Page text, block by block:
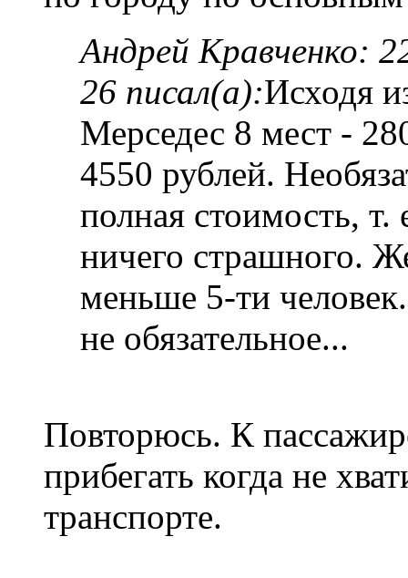
Андрей Кравченко:
26 писал(а):Исходя
Мерседес 8 мест -
4550 рублей.
полная стоимость,
ничего страшного.
меньше 5-ти
не обязательное...
Повторюсь. К
прибегать когда не
транспорте.